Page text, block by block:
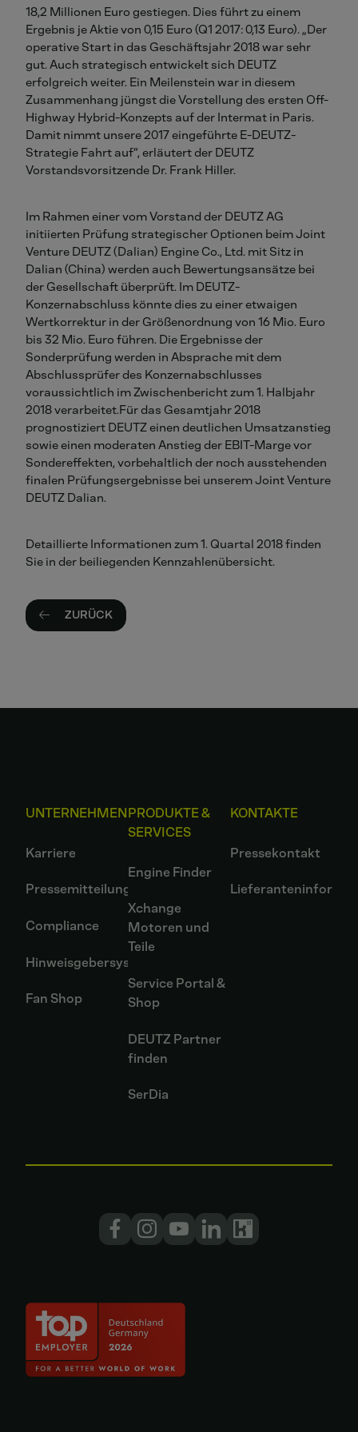
18,2 Millionen Euro gestiegen. Dies führt zu einem
Ergebnis je Aktie von 0,15 Euro (Q1 2017: 0,13 Euro). „Der
operative Start in das Geschäftsjahr 2018 war sehr
gut. Auch strategisch entwickelt sich DEUTZ
erfolgreich weiter. Ein Meilenstein war in diesem
Zusammenhang jüngst die Vorstellung des ersten Off-
Highway Hybrid-Konzepts auf der Intermat in Paris.
Damit nimmt unsere 2017 eingeführte E-DEUTZ-
Strategie Fahrt auf“, erläutert der DEUTZ
Vorstandsvorsitzende Dr. Frank Hiller.
Im Rahmen einer vom Vorstand der DEUTZ AG
initiierten Prüfung strategischer Optionen beim Joint
Venture DEUTZ (Dalian) Engine Co., Ltd. mit Sitz in
Dalian (China) werden auch Bewertungsansätze bei
der Gesellschaft überprüft. Im DEUTZ-
Konzernabschluss könnte dies zu einer etwaigen
Wertkorrektur in der Größenordnung von 16 Mio. Euro
bis 32 Mio. Euro führen. Die Ergebnisse der
Sonderprüfung werden in Absprache mit dem
Abschlussprüfer des Konzernabschlusses
voraussichtlich im Zwischenbericht zum 1. Halbjahr
2018 verarbeitet.Für das Gesamtjahr 2018
prognostiziert DEUTZ einen deutlichen Umsatzanstieg
sowie einen moderaten Anstieg der EBIT-Marge vor
Sondereffekten, vorbehaltlich der noch ausstehenden
finalen Prüfungsergebnisse bei unserem Joint Venture
DEUTZ Dalian.
Detaillierte Informationen zum 1. Quartal 2018 finden
Sie in der beiliegenden Kennzahlenübersicht.
ZURÜCK
UNTERNEHMEN
Karriere
Pressemitteilungen
Compliance
Hinweisgebersystem
Fan Shop
PRODUKTE &
SERVICES
Engine Finder
Xchange
Motoren und
Teile
Service Portal &
Shop
DEUTZ Partner
finden
SerDia
KONTAKTE
Pressekontakt